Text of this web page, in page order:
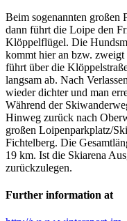
Beim sogenannten großen
dann führt die Loipe den
Klöppelflügel. Die
kommt hier an bzw.
führt über die
langsam ab. Nach
wieder dichter und man
Während der
Hinweg zurück nach
großen Loipenparkplatz/
Fichtelberg. Die
19 km. Ist die Skiarena
zurückzulegen.
Further information at